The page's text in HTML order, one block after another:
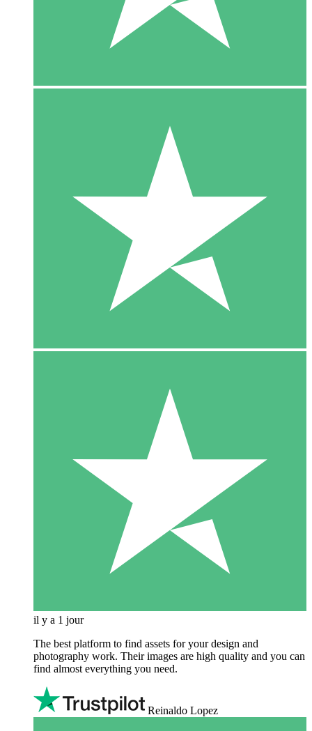
il y a 1 jour
The best platform to find assets for your design and
photography work. Their images are high quality and you can
find almost everything you need.
Reinaldo Lopez